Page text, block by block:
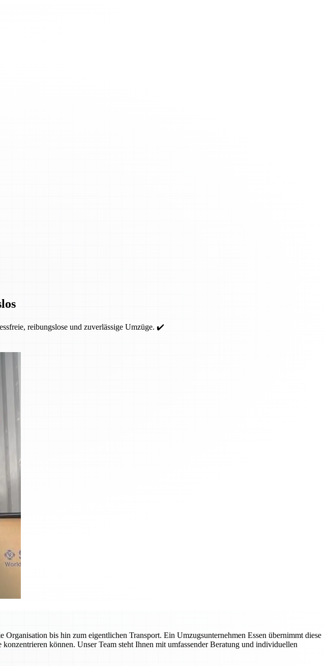
reibungslose und zuverlässige Umzüge. ✔️
bis hin zum eigentlichen Transport. Ein Umzugsunternehmen Essen übernimmt diese
können. Unser Team steht Ihnen mit umfassender Beratung und individuellen